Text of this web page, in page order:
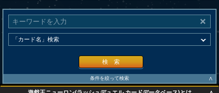
検 索
条件を絞って検索 ∧